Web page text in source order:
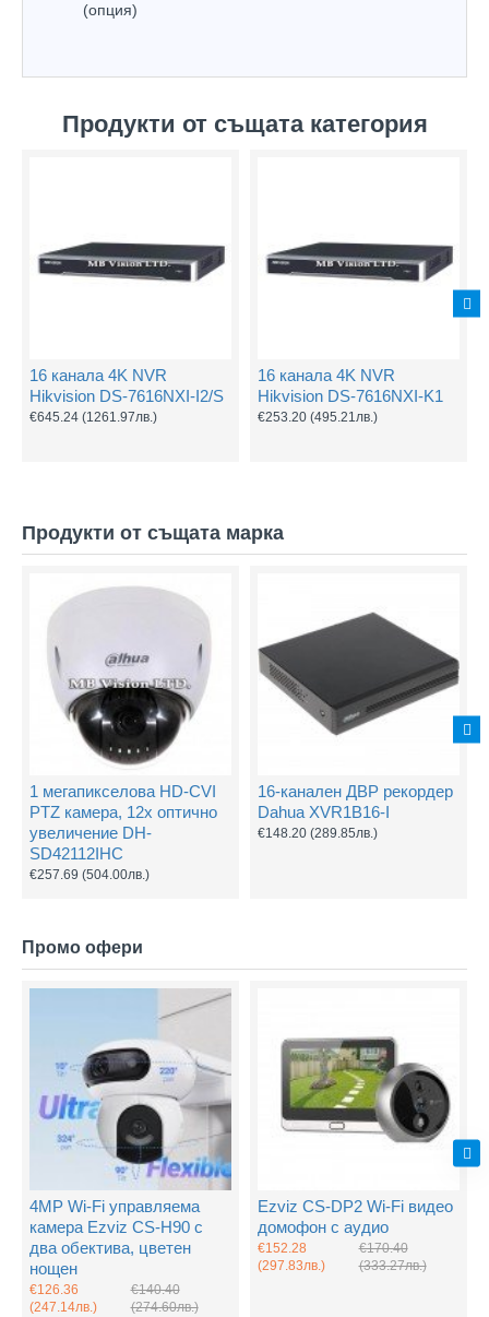
(опция)
Продукти от същата категория
16 канала 4K NVR
Hikvision DS-7616NXI-I2/S
€645.24 (1261.97лв.)
16 канала 4K NVR
Hikvision DS-7616NXI-K1
€253.20 (495.21лв.)
Продукти от същата марка
1 мегапикселова HD-CVI
PTZ камера, 12х оптично
увеличение DH-
SD42112IHC
€257.69 (504.00лв.)
16-канален ДВР рекордер
Dahua XVR1B16-I
€148.20 (289.85лв.)
Промо офери
4MP Wi-Fi управляема
камера Ezviz CS-H90 с
два обектива, цветен
нощен
€126.36
(247.14лв.)
€140.40
(274.60лв.)
Ezviz CS-DP2 Wi-Fi видео
домофон с аудио
€152.28
(297.83лв.)
€170.40
(333.27лв.)